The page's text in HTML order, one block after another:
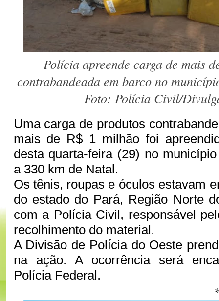
Polícia apreende carga de mais
contrabandeada em barco no
Foto: Polícia Civil/
Uma carga de produtos
mais de R$ 1 milhão foi
desta quarta-feira (29) no
a 330 km de Natal.
Os tênis, roupas e óculos estavam
do estado do Pará, Região Norte
com a Polícia Civil, responsável
recolhimento do material.
A Divisão de Polícia do Oeste
na ação. A ocorrência será
Polícia Federal.